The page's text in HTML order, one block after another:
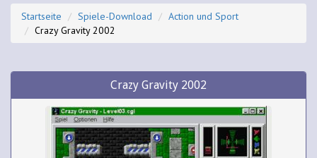
Startseite Spiele-Download
Action und Sport
Crazy Gravity 2002
Crazy Gravity 2002